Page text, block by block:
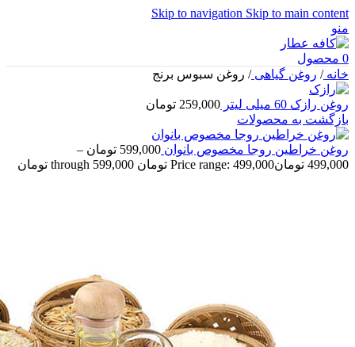
Skip to navigation Skip to main content
منو
0 محصول
خانه/ روغن گیاهی/ روغن سبوس برنج
روغن رازک 60 میلی لیتر 259,000 تومان
بازگشت به محصولات
روغن خراطین روجا مخصوص بانوان 599,000 تومان –
499,000 تومانPrice range: 499,000 تومان through 599,000 تومان